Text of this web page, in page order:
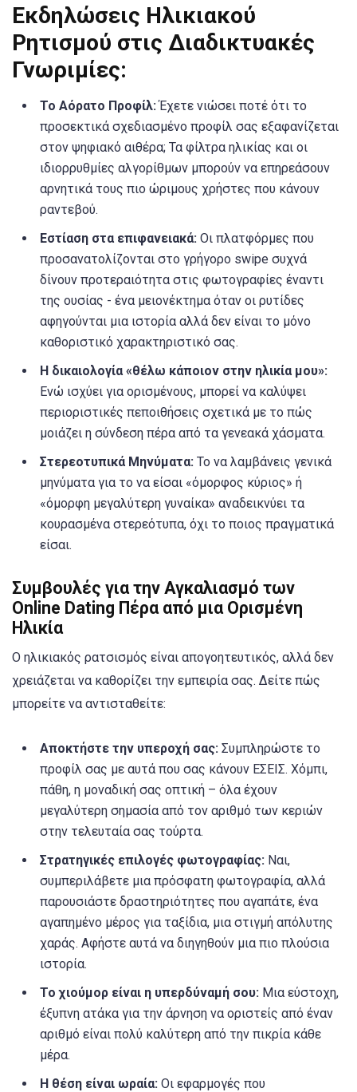
Εκδηλώσεις Ηλικιακού
Ρητισμού στις Διαδικτυακές
Γνωριμίες:
Το Αόρατο Προφίλ:Έχετε νιώσει ποτέ ότι το
προσεκτικά σχεδιασμένο προφίλ σας εξαφανίζεται
στον ψηφιακό αιθέρα; Τα φίλτρα ηλικίας και οι
ιδιορρυθμίες αλγορίθμων μπορούν να επηρεάσουν
αρνητικά τους πιο ώριμους χρήστες που κάνουν
ραντεβού.
Εστίαση στα επιφανειακά: Οι πλατφόρμες που
προσανατολίζονται στο γρήγορο swipe συχνά
δίνουν προτεραιότητα στις φωτογραφίες έναντι
της ουσίας - ένα μειονέκτημα όταν οι ρυτίδες
αφηγούνται μια ιστορία αλλά δεν είναι το μόνο
καθοριστικό χαρακτηριστικό σας.
Η δικαιολογία «θέλω κάποιον στην ηλικία μου»:
Ενώ ισχύει για ορισμένους, μπορεί να καλύψει
περιοριστικές πεποιθήσεις σχετικά με το πώς
μοιάζει η σύνδεση πέρα από τα γενεακά χάσματα.
Στερεοτυπικά Μηνύματα: Το να λαμβάνεις γενικά
μηνύματα για το να είσαι «όμορφος κύριος» ή
«όμορφη μεγαλύτερη γυναίκα» αναδεικνύει τα
κουρασμένα στερεότυπα, όχι το ποιος πραγματικά
είσαι.
Συμβουλές για την Αγκαλιασμό των
Online Dating Πέρα από μια Ορισμένη
Ηλικία
Ο ηλικιακός ρατσισμός είναι απογοητευτικός, αλλά δεν
χρειάζεται να καθορίζει την εμπειρία σας. Δείτε πώς
μπορείτε να αντισταθείτε:
Αποκτήστε την υπεροχή σας: Συμπληρώστε το
προφίλ σας με αυτά που σας κάνουν ΕΣΕΙΣ. Χόμπι,
πάθη, η μοναδική σας οπτική – όλα έχουν
μεγαλύτερη σημασία από τον αριθμό των κεριών
στην τελευταία σας τούρτα.
Στρατηγικές επιλογές φωτογραφίας: Ναι,
συμπεριλάβετε μια πρόσφατη φωτογραφία, αλλά
παρουσιάστε δραστηριότητες που αγαπάτε, ένα
αγαπημένο μέρος για ταξίδια, μια στιγμή απόλυτης
χαράς. Αφήστε αυτά να διηγηθούν μια πιο πλούσια
ιστορία.
Το χιούμορ είναι η υπερδύναμή σου: Μια εύστοχη,
έξυπνη ατάκα για την άρνηση να οριστείς από έναν
αριθμό είναι πολύ καλύτερη από την πικρία κάθε
μέρα.
Η θέση είναι ωραία: Οι εφαρμογές που